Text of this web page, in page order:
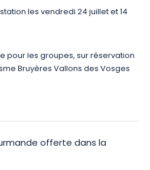
les vendredi 24 juillet et 14
pour les groupes, sur réservation
Bruyères Vallons des Vosges
offerte dans la